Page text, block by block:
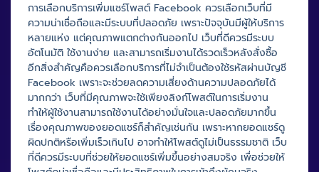
การเลือกบริการเพิ่มแชร์โพสต์ Facebook ควรเลือกเว็บที่มี
ความน่าเชื่อถือและมีระบบที่ปลอดภัย เพราะปัจจุบันมีผู้ให้บริการ
หลายแห่ง แต่คุณภาพแตกต่างกันออกไป เว็บที่ดีควรมีระบบ
อัตโนมัติ ใช้งานง่าย และสามารถเริ่มงานได้รวดเร็วหลังสั่งซื้อ
อีกสิ่งสำคัญคือควรเลือกบริการที่ไม่จำเป็นต้องใช้รหัสผ่านบัญชี
Facebook เพราะจะช่วยลดความเสี่ยงด้านความปลอดภัยได้
มากกว่า เว็บที่มีคุณภาพจะใช้เพียงลิงก์โพสต์ในการเริ่มงาน
ทำให้ผู้ใช้งานสามารถใช้งานได้อย่างมั่นใจและปลอดภัยมากขึ้น
เรื่องคุณภาพของยอดแชร์ก็สำคัญเช่นกัน เพราะหากยอดแชร์ดู
ผิดปกติหรือเพิ่มเร็วเกินไป อาจทำให้โพสต์ดูไม่เป็นธรรมชาติ เว็บ
ที่ดีควรมีระบบที่ช่วยให้ยอดแชร์เพิ่มขึ้นอย่างสมจริง เพื่อช่วยให้